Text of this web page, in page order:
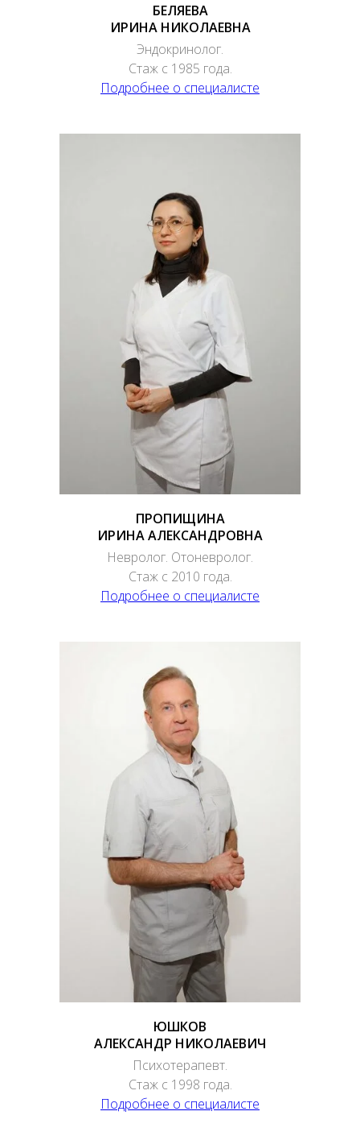
БЕЛЯЕВА
ИРИНА НИКОЛАЕВНА
Эндокринолог.
Стаж с 1985 года.
Подробнее о специалисте
ПРОПИЩИНА
ИРИНА АЛЕКСАНДРОВНА
Невролог. Отоневролог.
Стаж с 2010 года.
Подробнее о специалисте
ЮШКОВ
АЛЕКСАНДР НИКОЛАЕВИЧ
Психотерапевт.
Стаж с 1998 года.
Подробнее о специалисте